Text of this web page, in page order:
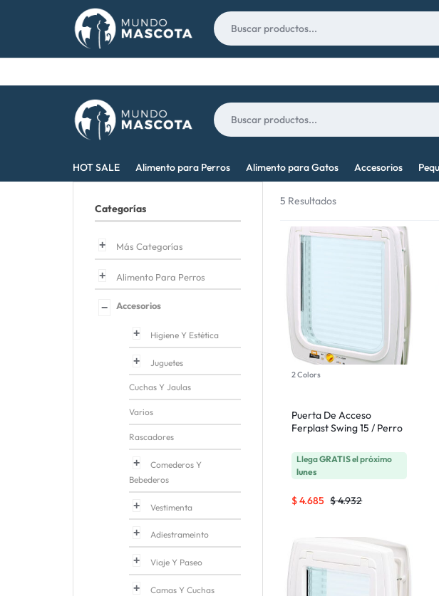
Nosotros
MASCOTA
MEJOR
PARA
TU
MASCOTA
HOT SALE Alimento para Perros Alimento para Gatos Accesorios
5 Resultados
2 Colors
Puerta De Acceso
Ferplast Swing 15 / Perro
LlegaGRATISel próximo
lunes
$4.932
$4.685
Categorías
Más Categorías
Alimento Para Perros
Accesorios
Higiene Y Estética
Juguetes
Cuchas Y Jaulas
Varios
Rascadores
Comederos Y
Bebederos
Vestimenta
Adiestrameinto
Viaje Y Paseo
Camas Y Cuchas